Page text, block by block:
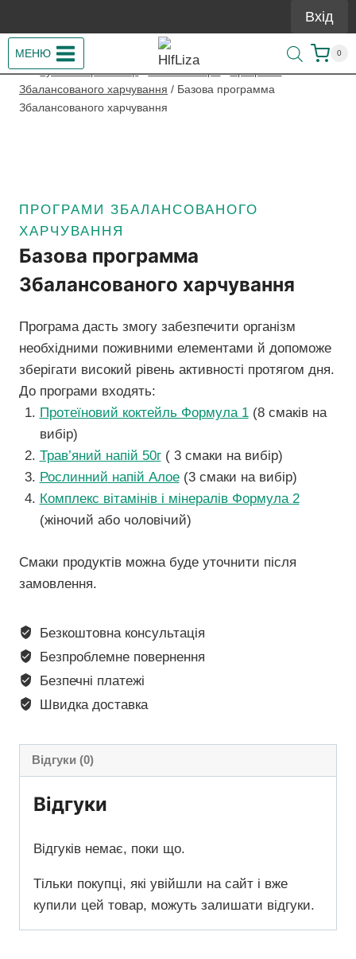
до
вмісту
Вхід
МЕНЮ 0
/ Купити Гербалайф / Готові набори / Програми
Збалансованого харчування / Базова программа
Збалансованого харчування
ПРОГРАМИ ЗБАЛАНСОВАНОГО
ХАРЧУВАННЯ
Базова программа
Збалансованого харчування
Програма дасть змогу забезпечити організм
необхідними поживними елементами й допоможе
зберігати високий рівень активності протягом дня.
До програми входять:
Протеїновий коктейль Формула 1(8 смаків на
вибір)
Трав’яний напій 50г( 3 смаки на вибір)
Рослинний напій Алое(3 смаки на вибір)
Комплекс вітамінів і мінералів Формула 2
(жіночий або чоловічий)
Смаки продуктів можна буде уточнити після
замовлення.
Безкоштовна консультація
Безпроблемне повернення
Безпечні платежі
Швидка доставка
Відгуки (0)
Відгуки
Відгуків немає, поки що.
Тільки покупці, які увійшли на сайт і вже
купили цей товар, можуть залишати відгуки.